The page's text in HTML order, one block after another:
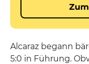
Alcaraz begann
5:0 in Führung.